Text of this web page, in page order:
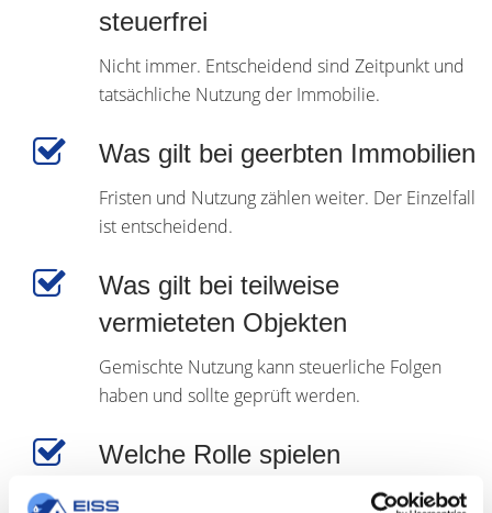
steuerfrei
Nicht immer. Entscheidend sind Zeitpunkt und
tatsächliche Nutzung der Immobilie.
Was gilt bei geerbten Immobilien
Fristen und Nutzung zählen weiter. Der Einzelfall
ist entscheidend.
Was gilt bei teilweise
vermieteten Objekten
Gemischte Nutzung kann steuerliche Folgen
haben und sollte geprüft werden.
Welche Rolle spielen